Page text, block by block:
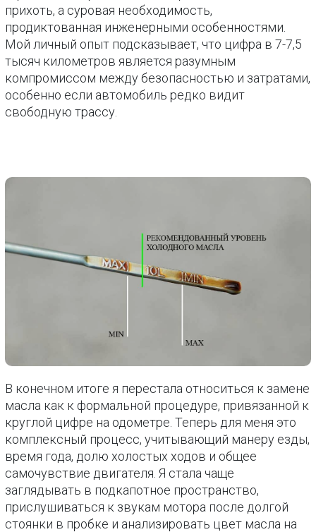
прихоть, а суровая необходимость,
продиктованная инженерными особенностями.
Мой личный опыт подсказывает, что цифра в 7-7,5
тысяч километров является разумным
компромиссом между безопасностью и затратами,
особенно если автомобиль редко видит
свободную трассу.
В конечном итоге я перестала относиться к замене
масла как к формальной процедуре, привязанной к
круглой цифре на одометре. Теперь для меня это
комплексный процесс, учитывающий манеру езды,
время года, долю холостых ходов и общее
самочувствие двигателя. Я стала чаще
заглядывать в подкапотное пространство,
прислушиваться к звукам мотора после долгой
стоянки в пробке и анализировать цвет масла на